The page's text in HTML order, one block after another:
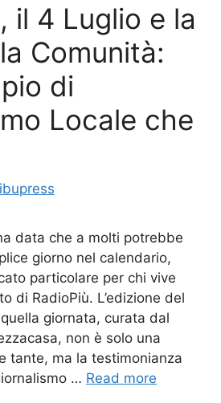
il 4 Luglio e la
Comunità:
di
Locale che
data che a molti potrebbe
giorno nel calendario,
particolare per chi vive
di RadioPiù. L’edizione del
giornata, curata dal
non è solo una
tante, ma la testimonianza
… Read more